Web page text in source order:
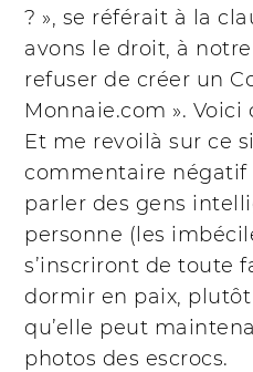
? », se référait à la
avons le droit, à
refuser de créer un
Monnaie.com ». Voici
Et me revoilà sur ce
commentaire négatif
parler des gens
personne (les
s’inscriront de toute
dormir en paix,
qu’elle peut
photos des escrocs.